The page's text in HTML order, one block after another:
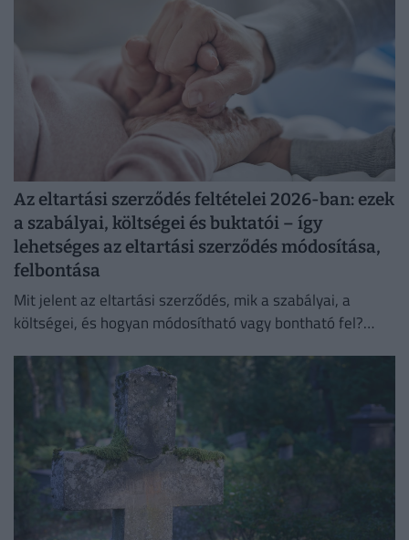
Az eltartási szerződés feltételei 2026-ban: ezek
a szabályai, költségei és buktatói – így
lehetséges az eltartási szerződés módosítása,
felbontása
Mit jelent az eltartási szerződés, mik a szabályai, a
költségei, és hogyan módosítható vagy bontható fel?